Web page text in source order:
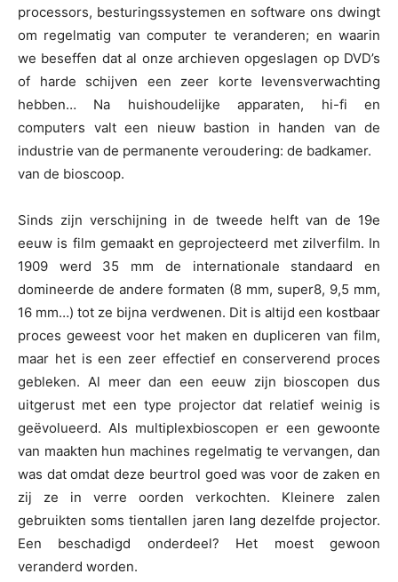
processors, besturingssystemen en software ons dwingt
om regelmatig van computer te veranderen; en waarin
we beseffen dat al onze archieven opgeslagen op DVD’s
of harde schijven een zeer korte levensverwachting
hebben… Na huishoudelijke apparaten, hi-fi en
computers valt een nieuw bastion in handen van de
industrie van de permanente veroudering: de badkamer.
van de bioscoop.
Sinds zijn verschijning in de tweede helft van de 19e
eeuw is film gemaakt en geprojecteerd met zilverfilm. In
1909 werd 35 mm de internationale standaard en
domineerde de andere formaten (8 mm, super8, 9,5 mm,
16 mm…) tot ze bijna verdwenen. Dit is altijd een kostbaar
proces geweest voor het maken en dupliceren van film,
maar het is een zeer effectief en conserverend proces
gebleken. Al meer dan een eeuw zijn bioscopen dus
uitgerust met een type projector dat relatief weinig is
geëvolueerd. Als multiplexbioscopen er een gewoonte
van maakten hun machines regelmatig te vervangen, dan
was dat omdat deze beurtrol goed was voor de zaken en
zij ze in verre oorden verkochten. Kleinere zalen
gebruikten soms tientallen jaren lang dezelfde projector.
Een beschadigd onderdeel? Het moest gewoon
veranderd worden.